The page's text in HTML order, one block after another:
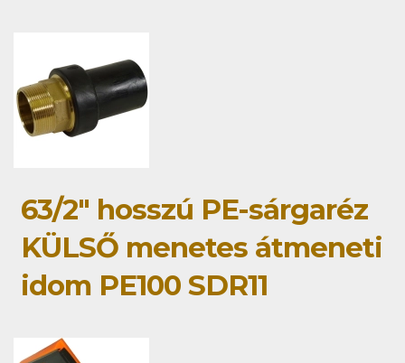
63/2" hosszú PE-sárgaréz
KÜLSŐ menetes átmeneti
idom PE100 SDR11